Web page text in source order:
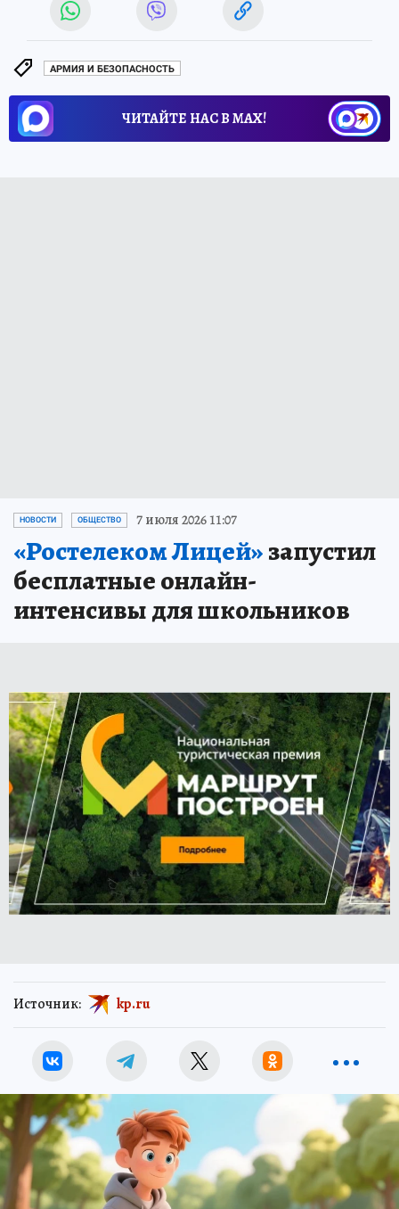
АРМИЯ И БЕЗОПАСНОСТЬ
ЧИТАЙТЕ НАС В МАХ!
НОВОСТИ ОБЩЕСТВО 7 июля 2026 11:07
«Ростелеком Лицей»запустил
бесплатные онлайн-
интенсивы для школьников
Источник: kp.ru